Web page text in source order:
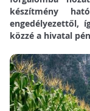
készítmény
engedélyezettől,
közzé a hivatal